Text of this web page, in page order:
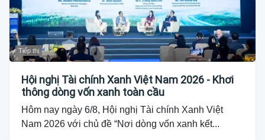
Tiếp thị
Hội nghị Tài chính Xanh Việt Nam 2026 - Khơi
thông dòng vốn xanh toàn cầu
Hôm nay ngày 6/8, Hội nghị Tài chính Xanh Việt
Nam 2026 với chủ đề “Nơi dòng vốn xanh kết...